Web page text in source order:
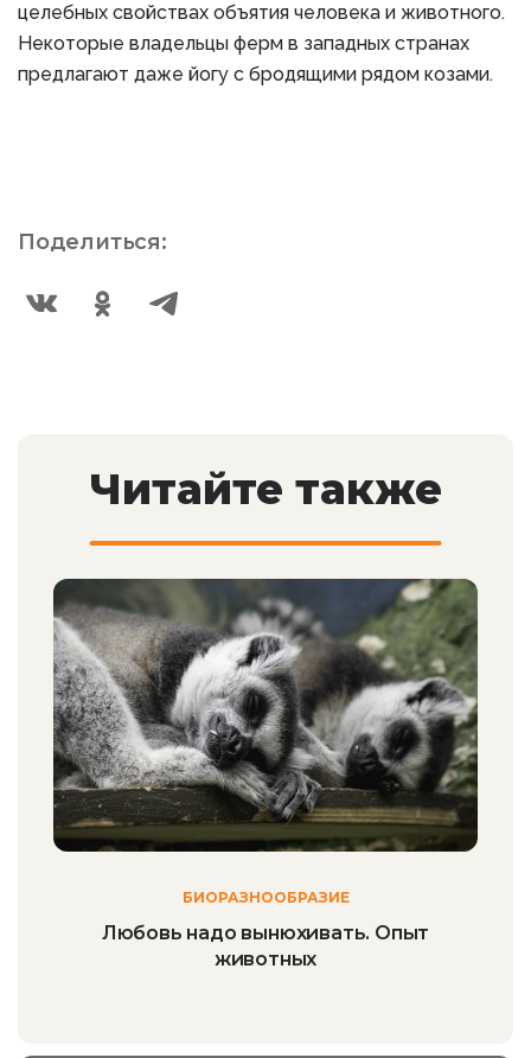
целебных свойствах объятия человека и животного.
Некоторые владельцы ферм в западных странах
предлагают даже йогу с бродящими рядом козами.
Поделиться:
Читайте также
БИОРАЗНООБРАЗИЕ
Любовь надо вынюхивать. Опыт
животных